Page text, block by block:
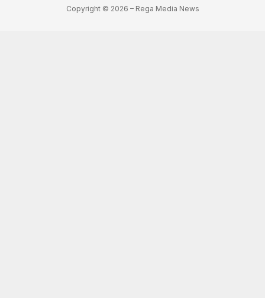
Copyright © 2026 – Rega Media News